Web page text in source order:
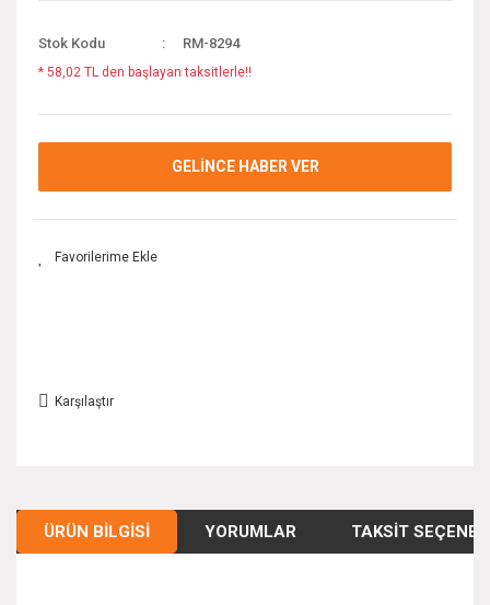
Stok Kodu RM-8294
* 58,02 TL den başlayan taksitlerle!!
GELİNCE HABER VER
Karşılaştır
ÜRÜN BILGISI YORUMLAR TAKSIT